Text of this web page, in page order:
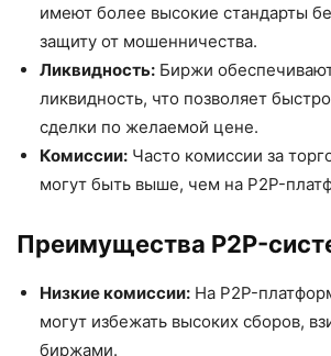
имеют более высокие стандарты
защиту от мошенничества.
Ликвидность: Биржи
ликвидность, что позволяет
сделки по желаемой цене.
Комиссии: Часто комиссии за
могут быть выше, чем на P2P-
Преимущества P2P-
Низкие комиссии: На P2P-
могут избежать высоких сборов,
биржами.